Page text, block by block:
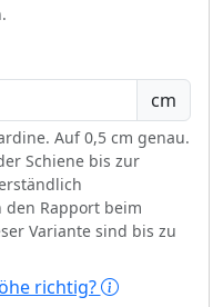
cm
Auf 0,5 cm genau.
Schiene bis zur
Rapport beim
Variante sind bis zu
richtig?